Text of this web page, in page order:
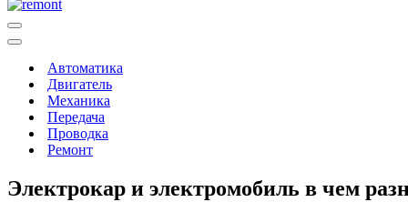
Меню
навигации
Меню
навигацииАвтоматика
Двигатель
Механика
Передача
Проводка
Ремонт
Электрокар и электромобиль в чем